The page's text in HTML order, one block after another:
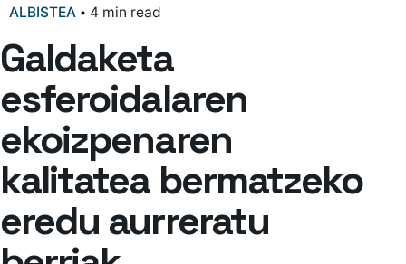
ALBISTEA 4 min read
Galdaketa
esferoidalaren
ekoizpenaren
kalitatea bermatzeko
eredu aurreratu